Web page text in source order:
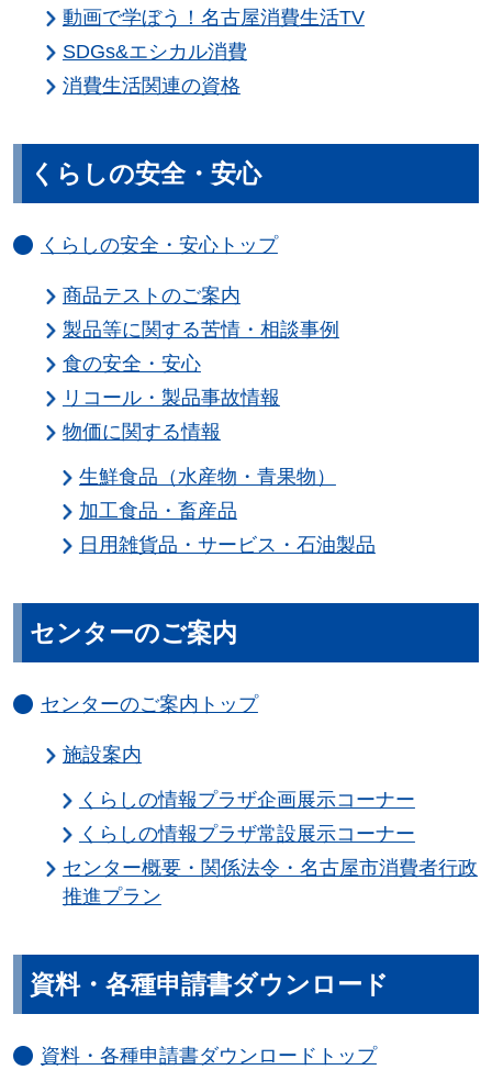
動画で学ぼう！名古屋消費生活TV
SDGs&エシカル消費
消費生活関連の資格
くらしの安全・安心
くらしの安全・安心トップ
商品テストのご案内
製品等に関する苦情・相談事例
食の安全・安心
リコール・製品事故情報
物価に関する情報
生鮮食品（水産物・青果物）
加工食品・畜産品
日用雑貨品・サービス・石油製品
センターのご案内
センターのご案内トップ
施設案内
くらしの情報プラザ企画展示コーナー
くらしの情報プラザ常設展示コーナー
センター概要・関係法令・名古屋市消費者行政
推進プラン
資料・各種申請書ダウンロード
資料・各種申請書ダウンロードトップ